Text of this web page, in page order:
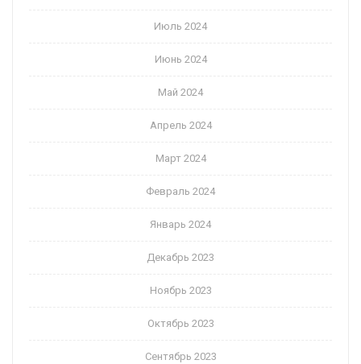
Июль 2024
Июнь 2024
Май 2024
Апрель 2024
Март 2024
Февраль 2024
Январь 2024
Декабрь 2023
Ноябрь 2023
Октябрь 2023
Сентябрь 2023